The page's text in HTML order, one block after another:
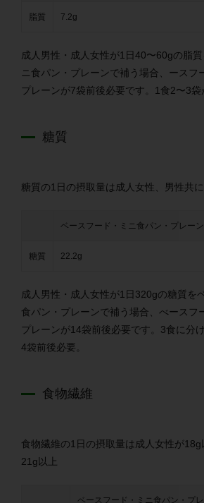
脂質 7.2g
成人男性・成人女性が1日40〜60gの脂質
ニ食パン・プレーンで補う場合、ースフ
プレーンが7袋前後必要です。1食2〜3袋
糖質
糖質の1日の摂取量は成人女性、男性共
ベースフード・ ミニ食パン・プレーン
糖質 22.2g
成人男性・成人女性が1日320gの糖質を
食パン・プレーンで補う場合、べースフ
プレーンが14袋前後必要です。3食に分
4袋前後必要。
食物繊維
食物繊維の1日の摂取量は成人女性が
21g以上
ベースフード・ ミニ食パン・プ